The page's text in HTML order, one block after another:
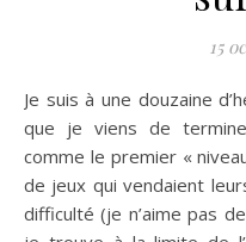
15
Je suis à une douzaine d’heures de Dark Souls, et je crois
que je viens de
comme le premier «
de jeux qui vendaient
difficulté (je n’aime pas